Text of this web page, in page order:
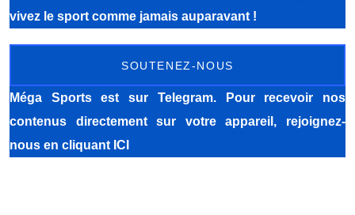
vivez le sport comme jamais auparavant !
SOUTENEZ-NOUS
Méga Sportsest sur Telegram. Pour recevoir nos
contenus directement sur votre appareil, rejoignez-
nous en cliquant ICI